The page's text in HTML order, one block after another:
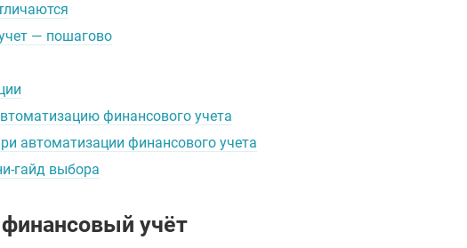
— пошагово
финансового учета
автоматизации финансового учета
гайд выбора
учёт